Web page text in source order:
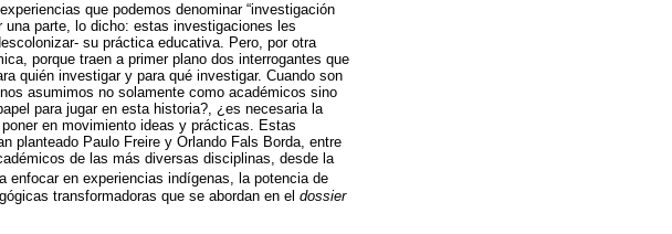
que podemos denominar “investigación
una parte, lo dicho: estas investigaciones les
su práctica educativa. Pero, por otra
porque traen a primer plano dos interrogantes que
quién investigar y para qué investigar. Cuando son
asumimos no solamente como académicos sino
para jugar en esta historia?, ¿es necesaria la
en movimiento ideas y prácticas. Estas
planteado Paulo Freire y Orlando Fals Borda, entre
de las más diversas disciplinas, desde la
enfocar en experiencias indígenas, la potencia de
transformadoras que se abordan en el dossier